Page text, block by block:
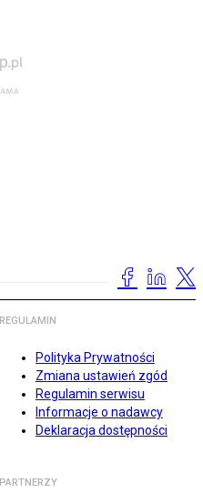
REGULAMIN
Polityka Prywatności
Zmiana ustawień zgód
Regulamin serwisu
Informacje o nadawcy
Deklaracja dostępności
PARTNERZY